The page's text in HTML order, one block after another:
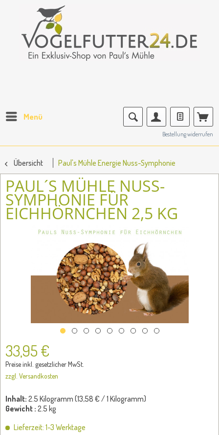
Menü
Bestellung widerrufen
Übersicht Paul's Mühle Energie Nuss-Symphonie
PAUL´S MÜHLE NUSS-
SYMPHONIE FÜR
EICHHÖRNCHEN 2,5 KG
33,95 €
Preise inkl. gesetzlicher MwSt.
zzgl. Versandkosten
Inhalt: 2.5 Kilogramm (13,58 € / 1 Kilogramm)
Gewicht : 2.5 kg
Lieferzeit: 1-3 Werktage